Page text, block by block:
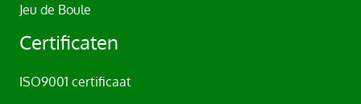
Jeu de Boule
Certificaten
ISO9001 certificaat